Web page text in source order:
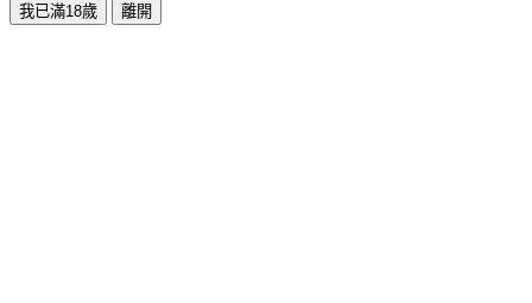
我已滿18歲 離開